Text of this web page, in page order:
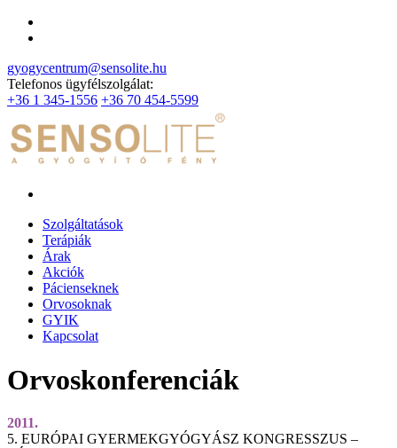
gyogycentrum@sensolite.hu
Telefonos ügyfélszolgálat:
+36 1 345-1556 +36 70 454-5599
Szolgáltatások
Terápiák
Árak
Akciók
Pácienseknek
Orvosoknak
GYIK
Kapcsolat
Orvoskonferenciák
2011.
5. EURÓPAI GYERMEKGYÓGYÁSZ KONGRESSZUS –